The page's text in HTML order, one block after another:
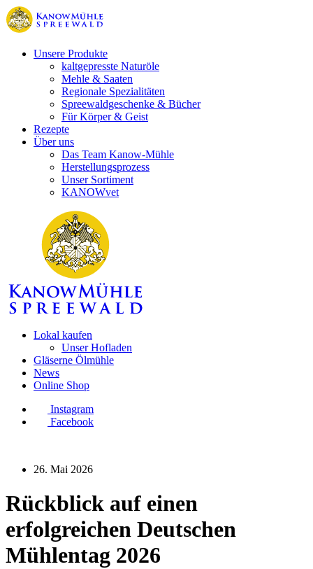
Unsere Produkte
kaltgepresste Naturöle
Mehle & Saaten
Regionale Spezialitäten
Spreewaldgeschenke & Bücher
Für Körper & Geist
Rezepte
Über uns
Das Team Kanow-Mühle
Herstellungsprozess
Unser Sortiment
KANOWvet
Lokal kaufen
Unser Hofladen
Gläserne Ölmühle
News
Online Shop
Instagram
Facebook
26. Mai 2026
Rückblick auf einen
erfolgreichen Deutschen
Mühlentag 2026